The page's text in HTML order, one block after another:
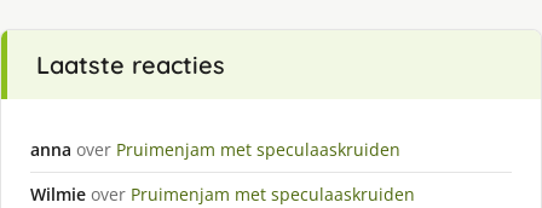
Laatste reacties
anna over Pruimenjam met speculaaskruiden
Wilmie over Pruimenjam met speculaaskruiden